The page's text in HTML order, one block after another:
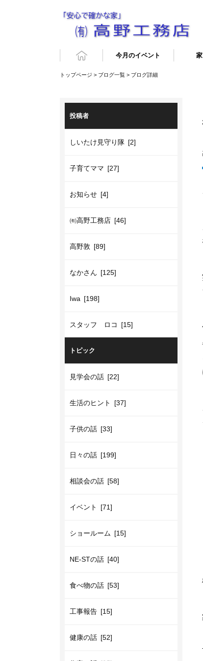
今月のイベント
トップページ > ブログ一覧 > ブログ詳細
投稿者
しいたけ見守り隊 [2]
子育てママ [27]
お知らせ [4]
㈲高野工務店 [46]
高野敦 [89]
なかさん [125]
Iwa [198]
スタッフ ロコ [15]
トピック
見学会の話 [22]
生活のヒント [37]
子供の話 [33]
日々の話 [199]
相談会の話 [58]
イベント [71]
ショールーム [15]
NE-STの話 [40]
食べ物の話 [53]
工事報告 [15]
健康の話 [52]